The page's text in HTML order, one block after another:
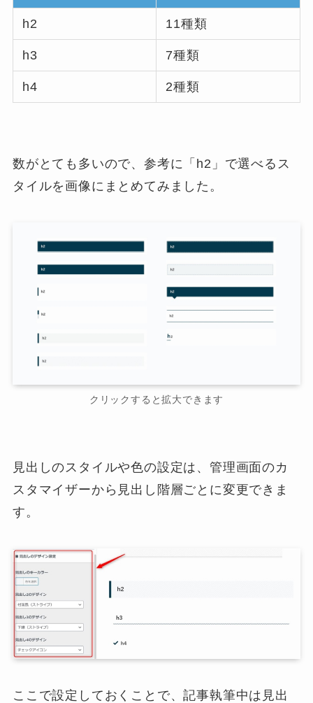
h2 11種類
h3 7種類
h4 2種類
数がとても多いので、参考に「h2」で選べるス
タイルを画像にまとめてみました。
クリックすると拡大できます
見出しのスタイルや色の設定は、管理画面のカ
スタマイザーから見出し階層ごとに変更できま
す。
ここで設定しておくことで、記事執筆中は見出